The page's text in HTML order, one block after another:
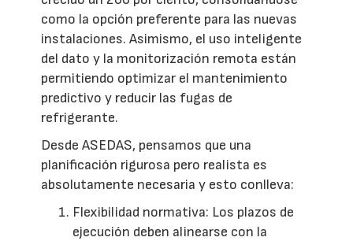
como la opción preferente para las nuevas
instalaciones. Asimismo, el uso inteligente
del dato y la monitorización remota están
permitiendo optimizar el mantenimiento
predictivo y reducir las fugas de
refrigerante.
Desde ASEDAS, pensamos que una
planificación rigurosa pero realista es
absolutamente necesaria y esto conlleva:
Flexibilidad normativa: Los plazos de
ejecución deben alinearse con la